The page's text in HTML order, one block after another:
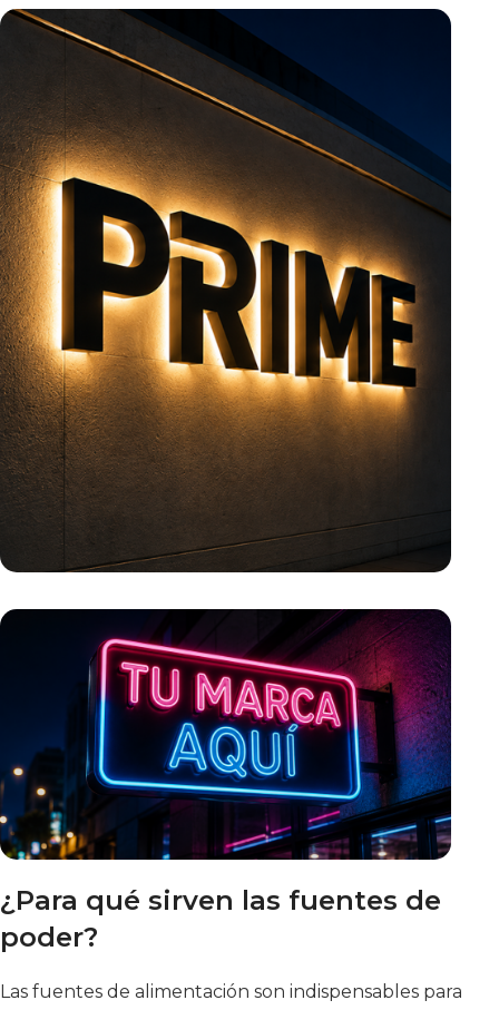
¿Para qué sirven las fuentes de
poder?
Las fuentes de alimentación son indispensables para